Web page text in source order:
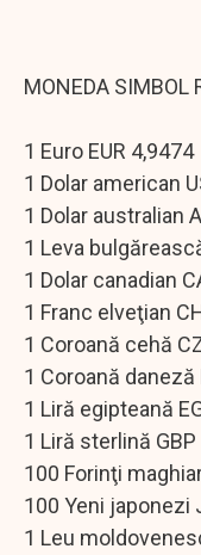
MONEDA SIMBOL
1 Euro EUR 4,9474
1 Dolar american
1 Dolar australian
1 Leva
1 Dolar canadian
1 Franc elveţian
1 Coroană cehă
1 Coroană daneză
1 Liră egipteană
1 Liră sterlină GBP
100 Forinţi
100 Yeni japonezi
1 Leu